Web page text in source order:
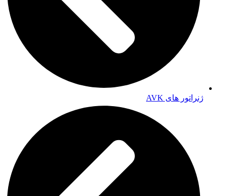
ژنراتور های AVK